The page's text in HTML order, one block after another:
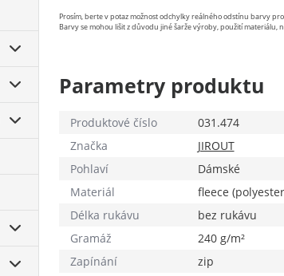
Prosím, berte v potaz možnost odchylky reálného odstínu barvy
Barvy se mohou lišit z důvodu jiné šarže výroby, použití materiálu,
Parametry produktu
Produktové číslo
031.474
Značka
JIROUT
Pohlaví
Dámské
Materiál
fleece
Délka rukávu
bez rukávu
Gramáž
240 g/m²
Zapínání
zip